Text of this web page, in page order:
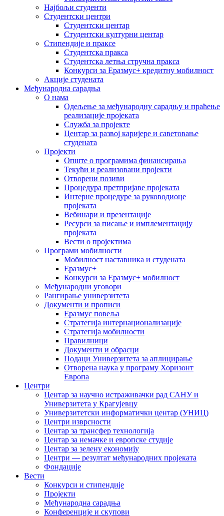
Најбољи студенти
Студентски центри
Студентски центар
Студентски културни центар
Стипендије и праксе
Студентска пракса
Студентска летња стручна пракса
Конкурси за Еразмус+ кредитну мобилност
Акције студената
Међународна сарадња
О нама
Одељење за међународну сарадњу и праћење
реализације пројеката
Служба за пројекте
Центар за развој каријере и саветовање
студената
Пројекти
Опште о програмима финансирања
Текући и реализовани пројекти
Отворени позиви
Процедура претпријаве пројеката
Интерне процедуре за руководиоце
пројеката
Вебинари и презентације
Ресурси за писање и имплементацију
пројеката
Вести о пројектима
Програми мобилности
Мобилност наставника и студената
Еразмус+
Конкурси за Еразмус+ мобилност
Међународни уговори
Рангирање универзитета
Документи и прописи
Еразмус повеља
Стратегија интернационализације
Стратегија мобилности
Правилници
Документи и обрасци
Подаци Универзитета за аплицирање
Отворена наука у програму Хоризонт
Европа
Центри
Центар за научно истраживачки рад САНУ и
Универзитета у Крагујевцу
Универзитетски информатички центар (УНИЦ)
Центри изврсности
Центар за трансфер технологија
Центар за немачке и европске студије
Центар за зелену економију
Центри — резултат међународних пројеката
Фондације
Вести
Конкурси и стипендије
Пројекти
Међународна сарадња
Конференције и скупови